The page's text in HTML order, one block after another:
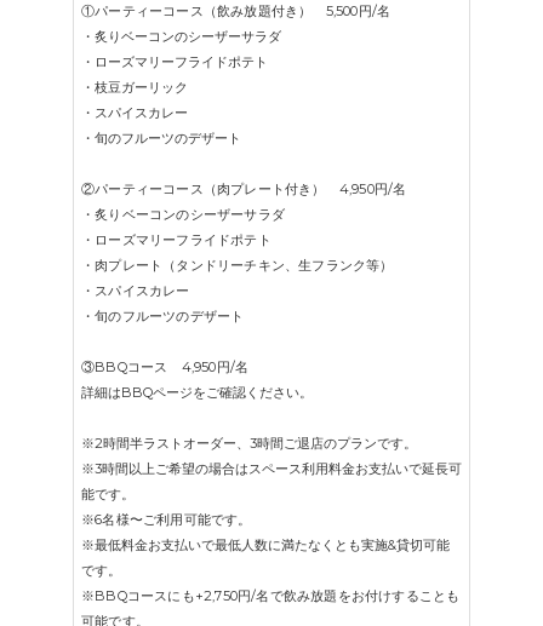
①パーティーコース（飲み放題付き） 5,500円/名
・炙りベーコンのシーザーサラダ
・ローズマリーフライドポテト
・枝豆ガーリック
・スパイスカレー
・旬のフルーツのデザート
②パーティーコース（肉プレート付き） 4,950円/名
・炙りベーコンのシーザーサラダ
・ローズマリーフライドポテト
・肉プレート（タンドリーチキン、生フランク等）
・スパイスカレー
・旬のフルーツのデザート
③BBQコース
4,950円/名
詳細はBBQページをご確認ください。
※2時間半ラストオーダー、3時間ご退店のプランです。
※3時間以上ご希望の場合はスペース利用料金お支払いで延長可
能です。
※6名様〜ご利用可能です。
※最低料金お支払いで最低人数に満たなくとも実施&貸切可能
です。
※BBQコースにも+2,750円/名で飲み放題をお付けすることも
可能です。